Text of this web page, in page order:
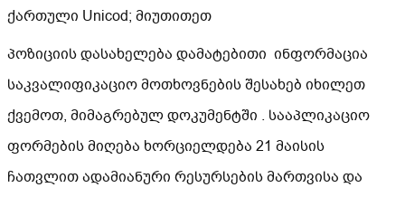
ქართული Unicod; მიუთითეთ
პოზიციის დასახელება დამატებითი ინფორმაცია
საკვალიფიკაციო მოთხოვნების შესახებ იხილეთ
ქვემოთ, მიმაგრებულ დოკუმენტში . სააპლიკაციო
ფორმების მიღება ხორციელდება 21 მაისის
ჩათვლით ადამიანური რესურსების მართვისა და